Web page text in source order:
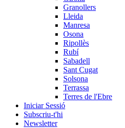
Granollers
Lleida
Manresa
Osona
Ripollès
Rubí
Sabadell
Sant Cugat
Solsona
Terrassa
Terres de l'Ebre
Iniciar Sessió
Subscriu-t'hi
Newsletter